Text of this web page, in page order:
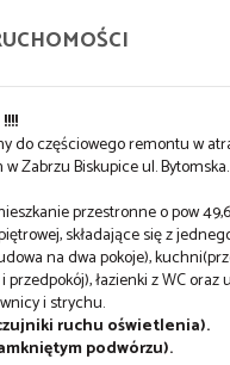
do częściowego remontu w
Zabrzu Biskupice ul. Bytomska.
przestronne o pow
składające się z
na dwa pokoje),
przedpokój), łazienki z WC
i strychu.
ruchu oświetlenia).
podwórzu).